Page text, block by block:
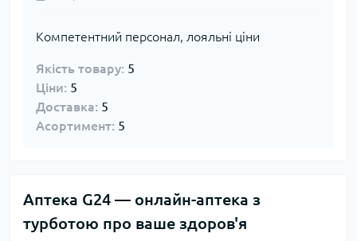
Компетентний персонал, лояльні ціни
Якість товару: 5
Ціни: 5
Доставка: 5
Асортимент: 5
Аптека G24 — онлайн-аптека з
турботою про ваше здоров'я